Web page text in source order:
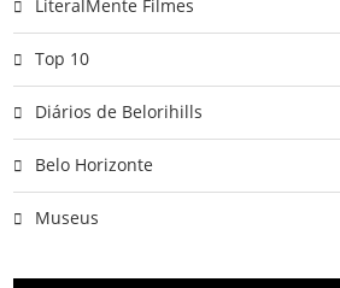
LiteralMente Filmes
Top 10
Diários de Belorihills
Belo Horizonte
Museus